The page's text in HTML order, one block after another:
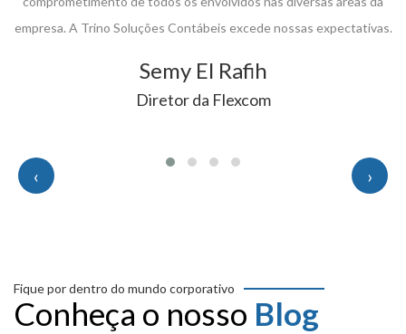
empresa. A Trino Soluções Contábeis excede nossas expectativas.
Semy El Rafih
Diretor da Flexcom
‹ ›
Fique por dentro do mundo corporativo
Conheça o nosso Blog